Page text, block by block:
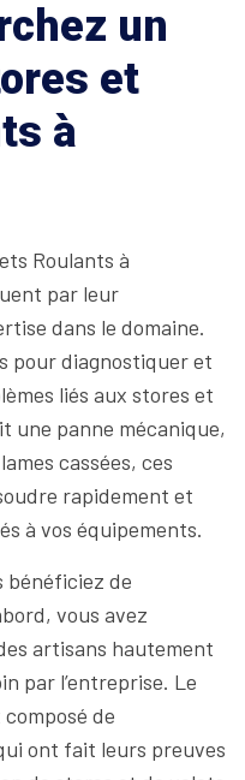
un
et
à
Roulants à
par leur
dans le domaine.
pour diagnostiquer et
liés aux stores et
une panne mécanique,
cassées, ces
rapidement et
à vos équipements.
bénéficiez de
vous avez
artisans hautement
par l’entreprise. Le
composé de
ont fait leurs preuves